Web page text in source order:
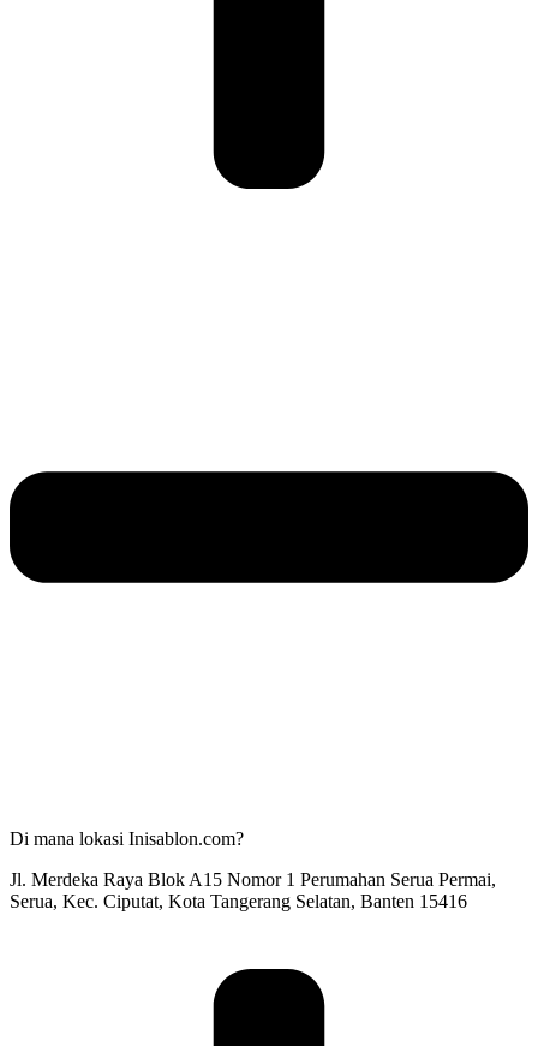
Di mana lokasi Inisablon.com?
Jl. Merdeka Raya Blok A15 Nomor 1 Perumahan Serua Permai,
Serua, Kec. Ciputat, Kota Tangerang Selatan, Banten 15416